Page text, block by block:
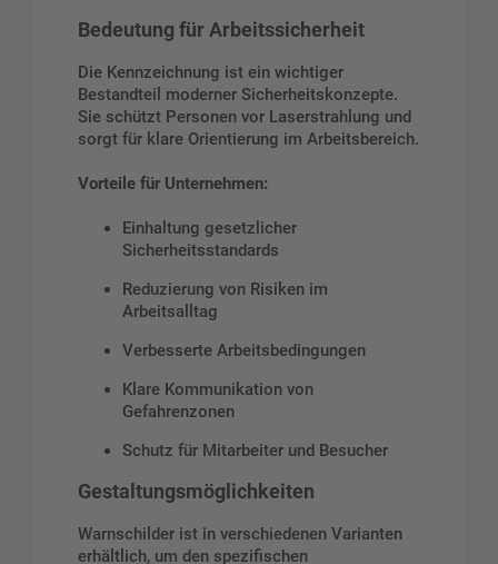
Bedeutung für Arbeitssicherheit
Die Kennzeichnung ist ein wichtiger
Bestandteil moderner Sicherheitskonzepte.
Sie schützt Personen vor Laserstrahlung und
sorgt für klare Orientierung im Arbeitsbereich.
Vorteile für Unternehmen:
Einhaltung gesetzlicher
Sicherheitsstandards
Reduzierung von Risiken im
Arbeitsalltag
Verbesserte Arbeitsbedingungen
Klare Kommunikation von
Gefahrenzonen
Schutz für Mitarbeiter und Besucher
Gestaltungsmöglichkeiten
Warnschilder ist in verschiedenen Varianten
erhältlich, um den spezifischen